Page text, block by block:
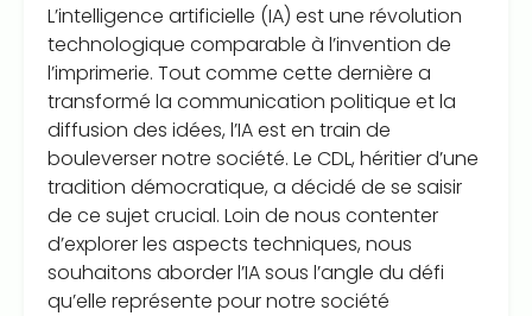
L’intelligence artificielle (IA) est une révolution
technologique comparable à l’invention de
l’imprimerie. Tout comme cette dernière a
transformé la communication politique et la
diffusion des idées, l’IA est en train de
bouleverser notre société. Le CDL, héritier d’une
tradition démocratique, a décidé de se saisir
de ce sujet crucial. Loin de nous contenter
d’explorer les aspects techniques, nous
souhaitons aborder l’IA sous l’angle du défi
qu’elle représente pour notre société